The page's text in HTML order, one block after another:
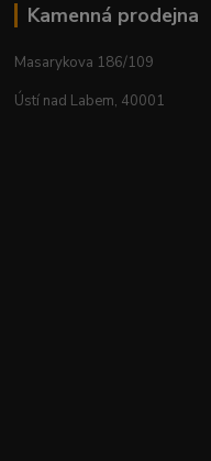
Kamenná prodejna
Masarykova 186/109
Ústí nad Labem, 40001